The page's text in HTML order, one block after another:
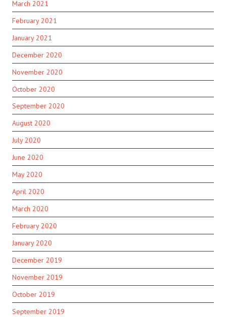
March 2021
February 2021
January 2021
December 2020
November 2020
October 2020
September 2020
August 2020
July 2020
June 2020
May 2020
April 2020
March 2020
February 2020
January 2020
December 2019
November 2019
October 2019
September 2019